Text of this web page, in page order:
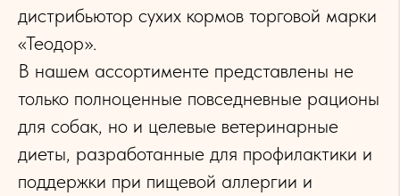
дистрибьютор сухих кормов торговой марки
«Теодор».
В нашем ассортименте представлены не
только полноценные повседневные рационы
для собак, но и целевые ветеринарные
диеты, разработанные для профилактики и
поддержки при пищевой аллергии и